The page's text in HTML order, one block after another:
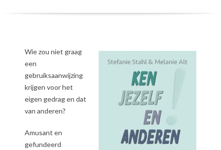
Wie zou niet graag
een
gebruiksaanwijzing
krijgen voor het
eigen gedrag en dat
van anderen?
Amusant en
gefundeerd